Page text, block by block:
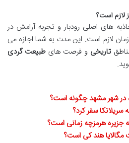
لازم است؟
های اصلی رودبار و تجربه آرامش در
آن حداقل ۳ تا ۵ روز زمان لازم است. این مدت به شما اجازه می
تاریخی و فرصت های طبیعت گردی
در شهر مشهد چگونه است؟
سفر کرد؟
جزیره هرمزچه زمانی است؟
مگالایا هند کی است؟